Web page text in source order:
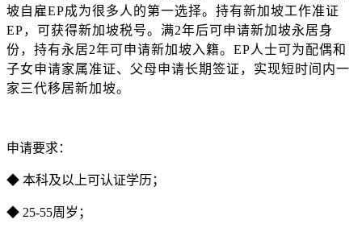
坡自雇EP成为很多人的第一选择。持有新加坡工作准证
EP，可获得新加坡税号。满2年后可申请新加坡永居身
份，持有永居2年可申请新加坡入籍。EP人士可为配偶和
子女申请家属准证、父母申请长期签证，实现短时间内一
家三代移居新加坡。
申请要求：
◆ 本科及以上可认证学历；
◆ 25-55周岁；